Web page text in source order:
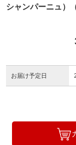
シャンパーニュ）
お届け予定日